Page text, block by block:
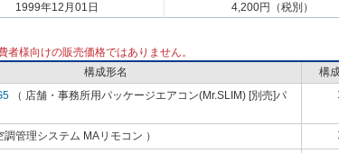
1999年12月01日 4,200円（税別）
様向けの販売価格ではありません。
構成形名
構
（ 店舗・事務所用パッケージエアコン(Mr.SLIM) [別売]パ
調管理システム MAリモコン ）